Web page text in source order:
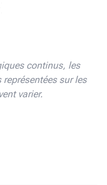
continus, les
sur les
varier.